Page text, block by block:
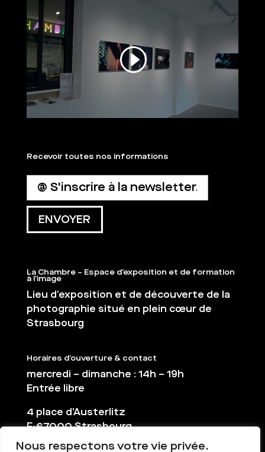
Nous respectons votre vie privée.
Recevoir toutes nos informations
La Chambre – Espace d’exposition et de formation
à l’image
Lieu d’exposition et de découverte de la
photographie situé en plein cœur de
Strasbourg
Horaires d’ouverture & contact
mercredi – dimanche : 14h – 19h
Entrée libre
4 place d’Austerlitz
F-67000 Strasbourg